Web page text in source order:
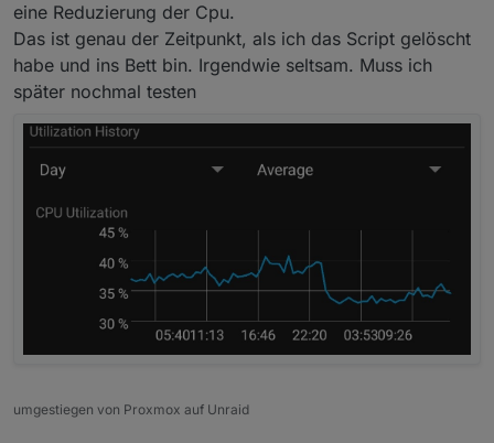
eine Reduzierung der Cpu.
Das ist genau der Zeitpunkt, als ich das Script gelöscht
habe und ins Bett bin. Irgendwie seltsam. Muss ich
später nochmal testen
umgestiegen von Proxmox auf Unraid